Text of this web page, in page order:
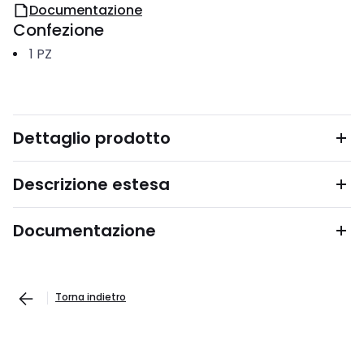
Documentazione
Confezione
1 PZ
Dettaglio prodotto
Descrizione estesa
Documentazione
Torna indietro